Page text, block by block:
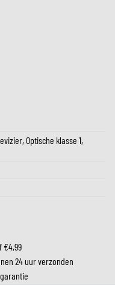
Optische klasse 1,
€4,99
24 uur verzonden